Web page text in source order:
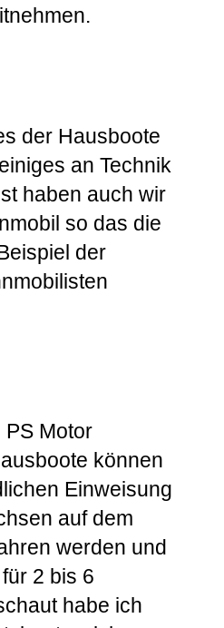
der Hausboote
an Technik
haben auch wir
so das die
der
PS Motor
können
Einweisung
auf dem
werden und
2 bis 6
habe ich